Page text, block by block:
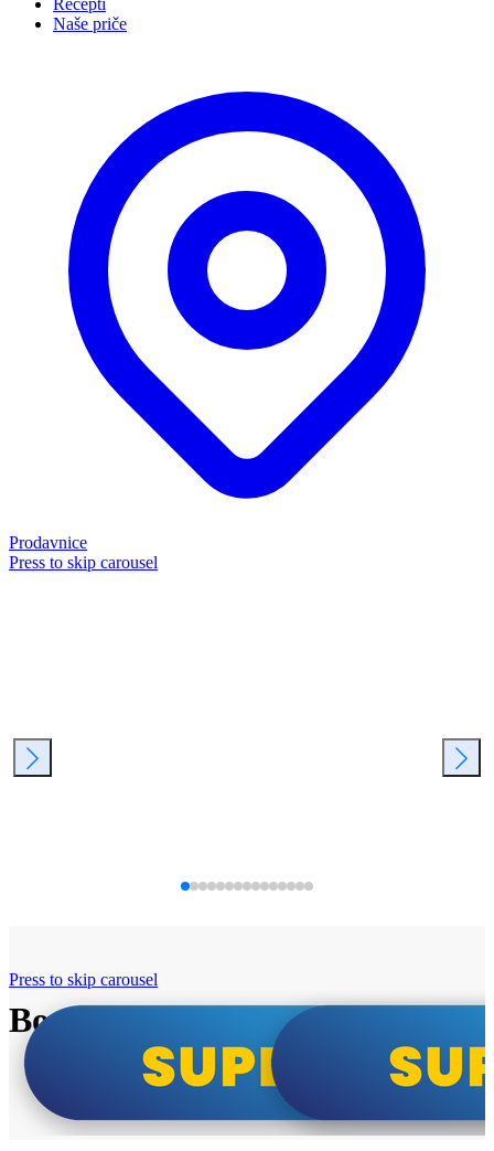
Recepti
Naše priče
Prodavnice
Press to skip carousel
Bosch super cene
Press to skip carousel